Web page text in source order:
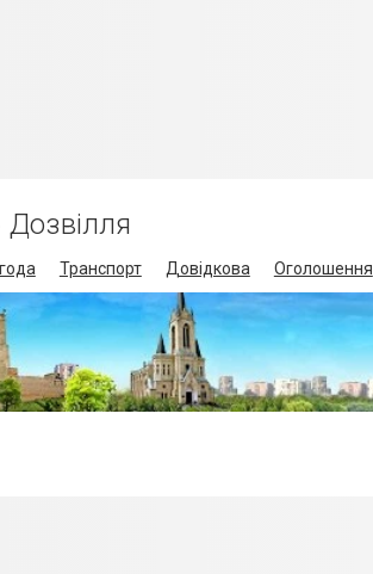
Дозвілля
Транспорт Довідкова Оголошення